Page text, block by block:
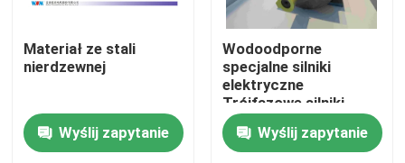
O nas
Materiał ze stali
nierdzewnej
Wyślij zapytanie
Wodoodporne
specjalne silniki
elektryczne
Trójfazowe silniki
indukcyjne z pionowym
wałem drążonym
Wyślij zapytanie